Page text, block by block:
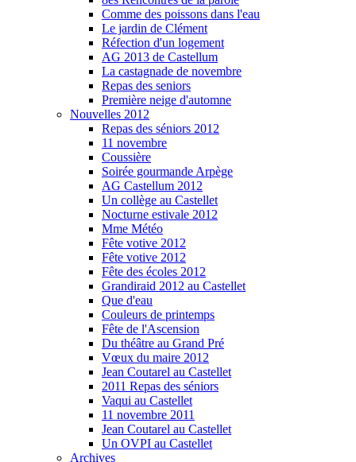
Comme des poissons dans l'eau
Le jardin de Clément
Réfection d'un logement
AG 2013 de Castellum
La castagnade de novembre
Repas des seniors
Première neige d'automne
Nouvelles 2012
Repas des séniors 2012
11 novembre
Coussière
Soirée gourmande Arpège
AG Castellum 2012
Un collège au Castellet
Nocturne estivale 2012
Mme Météo
Fête votive 2012
Fête votive 2012
Fête des écoles 2012
Grandiraid 2012 au Castellet
Que d'eau
Couleurs de printemps
Fête de l'Ascension
Du théâtre au Grand Pré
Vœux du maire 2012
Jean Coutarel au Castellet
2011 Repas des séniors
Vaqui au Castellet
11 novembre 2011
Jean Coutarel au Castellet
Un OVPI au Castellet
Archives